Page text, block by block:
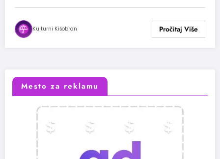
Kulturni Kišobran
Mesto za reklamu